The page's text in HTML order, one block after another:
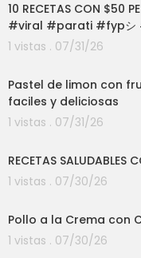
10 RECETAS CON $50
#viral #parati #fyp
1 vistas . 07/31/26
Pastel de limon con
faciles y deliciosas
1 vistas . 07/31/26
RECETAS SALUDABLES
1 vistas . 07/30/26
Pollo a la Crema con
1 vistas . 07/30/26